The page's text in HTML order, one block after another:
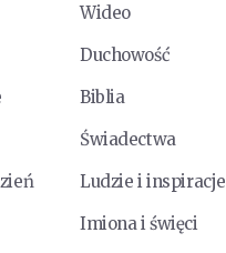
Wideo
Duchowość
Biblia
Świadectwa
Ludzie i inspiracje
Imiona i święci